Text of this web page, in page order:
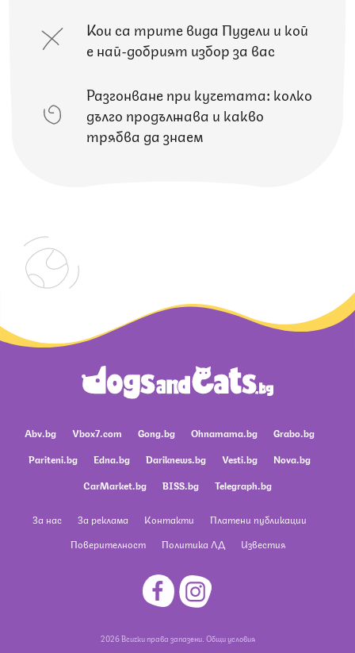
Кои са трите вида Пудели и кой
е най-добрият избор за вас
Разгонване при кучетата: колко
дълго продължава и какво
трябва да знаем
Abv.bg Vbox7.com Gong.bg Ohnamama.bg
Grabo.bg
Pariteni.bg
Edna.bg Dariknews.bg Vesti.bg
Nova.bg
CarMarket.bg
BISS.bg Telegraph.bg
За нас За реклама Контакти
Платени публикации
Поверителност
Политика ЛД Известия
2026 Всички права запазени. Общи условия